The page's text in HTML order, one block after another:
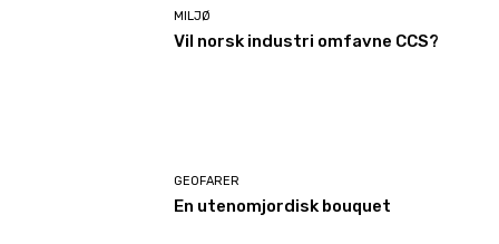
MILJØ
Vil norsk industri omfavne CCS?
GEOFARER
En utenomjordisk bouquet